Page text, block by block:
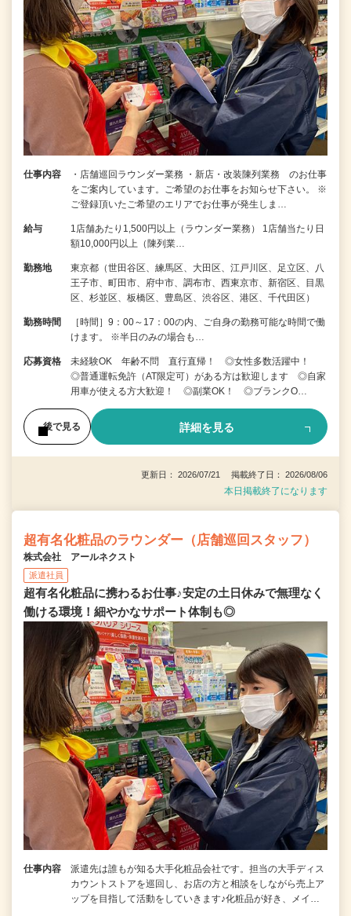
仕事内容
・店舗巡回ラウンダー業務 ・新店・改装陳列業務 のお仕事
をご案内しています。ご希望のお仕事をお知らせ下さい。 ※
ご登録頂いたご希望のエリアでお仕事が発生しま…
給与
1店舗あたり1,500円以上（ラウンダー業務） 1店舗当たり日
額10,000円以上（陳列業…
勤務地
東京都（世田谷区、練馬区、大田区、江戸川区、足立区、八
王子市、町田市、府中市、調布市、西東京市、新宿区、目黒
区、杉並区、板橋区、豊島区、渋谷区、港区、千代田区）
勤務時間
［時間］9：00～17：00の内、ご自身の勤務可能な時間で働
けます。 ※半日のみの場合も…
応募資格
未経験OK 年齢不問 直行直帰！ ◎女性多数活躍中！
◎普通運転免許（AT限定可）がある方は歓迎します ◎自家
用車が使える方大歓迎！ ◎副業OK！ ◎ブランクO…
後で見る 詳細を見る
更新日： 2026/07/21 掲載終了日： 2026/08/06
本日掲載終了になります
超有名化粧品のラウンダー（店舗巡回スタッフ）
株式会社 アールネクスト
派遣社員
超有名化粧品に携わるお仕事♪安定の土日休みで無理なく
働ける環境！細やかなサポート体制も◎
仕事内容
派遣先は誰もが知る大手化粧品会社です。担当の大手ディス
カウントストアを巡回し、お店の方と相談をしながら売上ア
ップを目指して活動をしていきます♪化粧品が好き、メイ…